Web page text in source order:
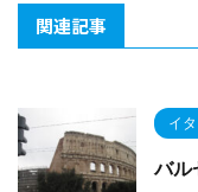
関連記事
イ
バル